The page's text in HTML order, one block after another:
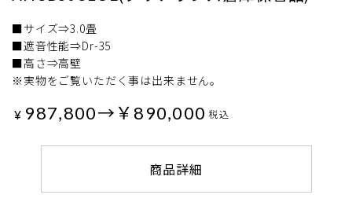
■サイズ⇒3.0畳
■遮音性能⇒Dr-35
■高さ⇒高壁
※実物をご覧いただく事は出来ません。
¥ 987,800→￥890,000 税込
商品詳細